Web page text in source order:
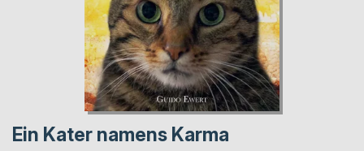
Ein Kater namens Karma